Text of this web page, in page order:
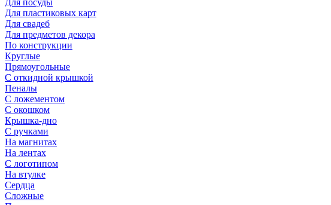
Для посуды
Для пластиковых карт
Для свадеб
Для предметов декора
По конструкции
Круглые
Прямоугольные
С откидной крышкой
Пеналы
С ложементом
С окошком
Крышка-дно
С ручками
На магнитах
На лентах
С логотипом
На втулке
Сердца
Сложные